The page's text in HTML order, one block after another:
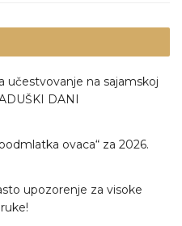
učestvovanje na sajamskoj
DANI
ovaca“ za 2026.
upozorenje za visoke